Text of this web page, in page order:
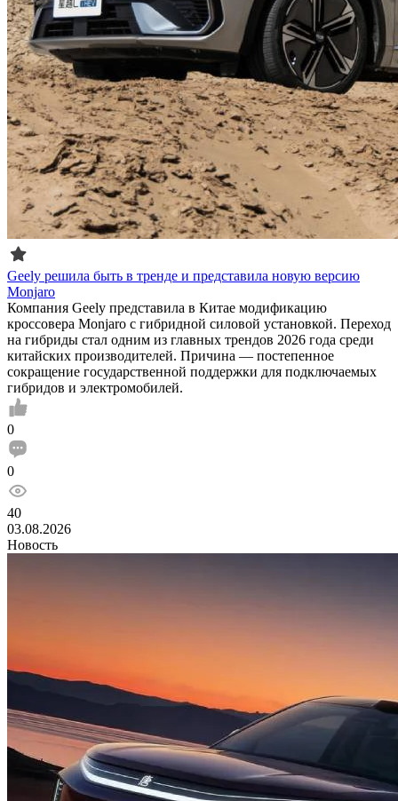
Geely решила быть в тренде и представила новую версию
Monjaro
Компания Geely представила в Китае модификацию
кроссовера Monjaro с гибридной силовой установкой. Переход
на гибриды стал одним из главных трендов 2026 года среди
китайских производителей. Причина — постепенное
сокращение государственной поддержки для подключаемых
гибридов и электромобилей.
0
0
40
03.08.2026
Новость